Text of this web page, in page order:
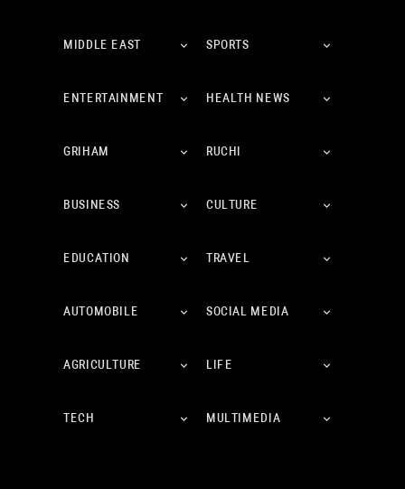
MIDDLE EAST SPORTS
ENTERTAINMENT HEALTH NEWS
GRIHAM RUCHI
BUSINESS CULTURE
EDUCATION TRAVEL
AUTOMOBILE SOCIAL MEDIA
AGRICULTURE LIFE
TECH MULTIMEDIA